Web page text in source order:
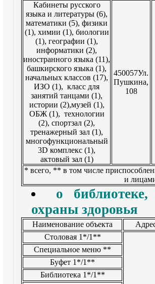
Кабинеты русского
языка и литературы (6),
математики (5), физики
(1), химии (1), биологии
(1), географии (1),
информатики (2),
иностранного языка (11),
башкирского языка (1),
начальных классов (17),
ИЗО (1), класс для
занятий танцами (1),
истории (2),музей (1),
ОБЖ (1), технологии
(2), спортзал (2),
тренажерный зал (1),
многофункциональный
3D комплекс (1),
актовый зал (1)
450057Ул.
Пушкина,
108
* всего, ** в том числе
и
о
охраны здоровья
Наименование объекта
Столовая 1*/1**
Специальное меню **
Буфет 1*/1**
Библиотека 1*/1**